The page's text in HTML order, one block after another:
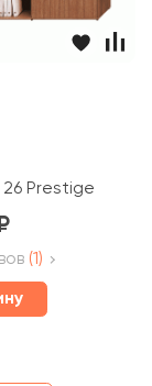
Prestige
(1)